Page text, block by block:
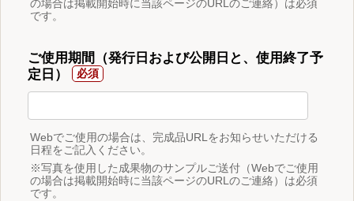
の場合は掲載開始時に当該ページのURLのご連絡）は必須
です。
ご使用期間（発行日および公開日と、使用終了予
定日）
Webでご使用の場合は、完成品URLをお知らせいただける
日程をご記入ください。
※写真を使用した成果物のサンプルご送付（Webでご使用
の場合は掲載開始時に当該ページのURLのご連絡）は必須
です。